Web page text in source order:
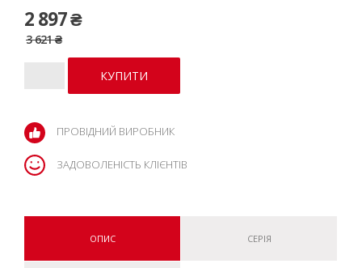
2 897 ₴
3 621 ₴
ПРОВІДНИЙ ВИРОБНИК
ЗАДОВОЛЕНІСТЬ КЛІЄНТІВ
ОПИС СЕРІЯ